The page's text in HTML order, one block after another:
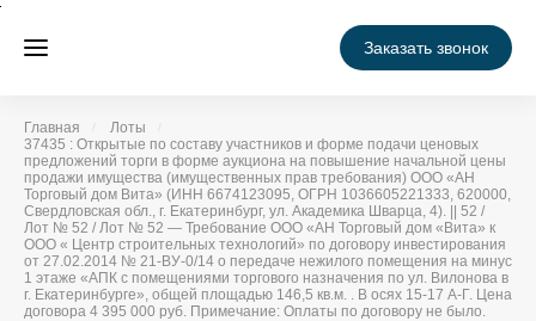
Заказать звонок
Главная
Лоты
37435 : Открытые по составу участников и форме подачи ценовых
предложений торги в форме аукциона на повышение начальной цены
продажи имущества (имущественных прав требования) ООО «АН
Торговый дом Вита» (ИНН 6674123095, ОГРН 1036605221333, 620000,
Свердловская обл., г. Екатеринбург, ул. Академика Шварца, 4). || 52 /
Лот № 52 / Лот № 52 — Требование ООО «АН Торговый дом «Вита» к
ООО « Центр строительных технологий» по договору инвестирования
от 27.02.2014 № 21-ВУ-0/14 о передаче нежилого помещения на минус
1 этаже «АПК с помещениями торгового назначения по ул. Вилонова в
г. Екатеринбурге», общей площадью 146,5 кв.м. . В осях 15-17 А-Г. Цена
договора 4 395 000 руб. Примечание: Оплаты по договору не было.